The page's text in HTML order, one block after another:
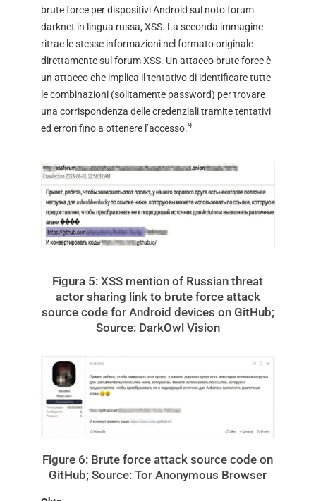
brute force per dispositivi Android sul noto forum
darknet in lingua russa, XSS. La seconda immagine
ritrae le stesse informazioni nel formato originale
direttamente sul forum XSS. Un attacco brute force è
un attacco che implica il tentativo di identificare tutte
le combinazioni (solitamente password) per trovare
una corrispondenza delle credenziali tramite tentativi
ed errori fino a ottenere l’accesso.9
Figura 5: XSS mention of Russian threat
actor sharing link to brute force attack
source code for Android devices on GitHub;
Source: DarkOwl Vision
Figure 6: Brute force attack source code on
GitHub; Source: Tor Anonymous Browser